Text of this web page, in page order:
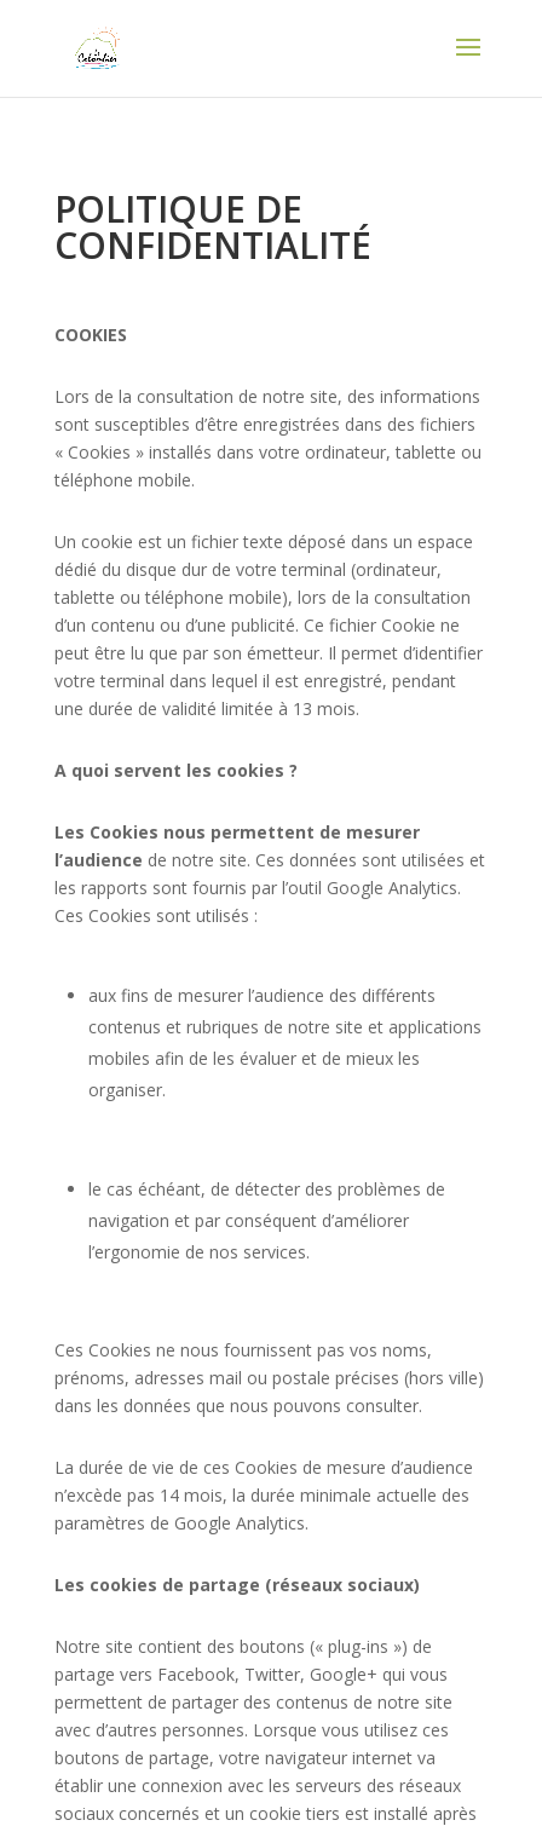
POLITIQUE DE
CONFIDENTIALITÉ
COOKIES
Lors de la consultation de notre site, des informations
sont susceptibles d’être enregistrées dans des fichiers
« Cookies » installés dans votre ordinateur, tablette ou
téléphone mobile.
Un cookie est un fichier texte déposé dans un espace
dédié du disque dur de votre terminal (ordinateur,
tablette ou téléphone mobile), lors de la consultation
d’un contenu ou d’une publicité. Ce fichier Cookie ne
peut être lu que par son émetteur. Il permet d’identifier
votre terminal dans lequel il est enregistré, pendant
une durée de validité limitée à 13 mois.
A quoi servent les cookies ?
Les Cookies nous permettent de mesurer
l’audience de notre site. Ces données sont utilisées et
les rapports sont fournis par l’outil Google Analytics.
Ces Cookies sont utilisés :
aux fins de mesurer l’audience des différents
contenus et rubriques de notre site et applications
mobiles afin de les évaluer et de mieux les
organiser.
le cas échéant, de détecter des problèmes de
navigation et par conséquent d’améliorer
l’ergonomie de nos services.
Ces Cookies ne nous fournissent pas vos noms,
prénoms, adresses mail ou postale précises (hors ville)
dans les données que nous pouvons consulter.
La durée de vie de ces Cookies de mesure d’audience
n’excède pas 14 mois, la durée minimale actuelle des
paramètres de Google Analytics.
Les cookies de partage (réseaux sociaux)
Notre site contient des boutons (« plug-ins ») de
partage vers Facebook, Twitter, Google+ qui vous
permettent de partager des contenus de notre site
avec d’autres personnes. Lorsque vous utilisez ces
boutons de partage, votre navigateur internet va
établir une connexion avec les serveurs des réseaux
sociaux concernés et un cookie tiers est installé après